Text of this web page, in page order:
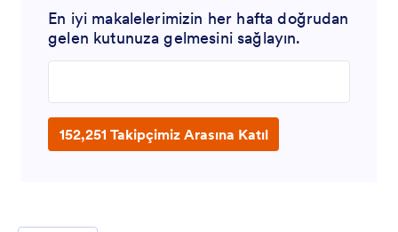
En iyi makalelerimizin her hafta doğrudan
gelen kutunuza gelmesini sağlayın.
152,251 Takipçimiz Arasına Katıl